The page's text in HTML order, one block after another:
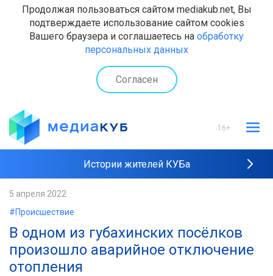
Продолжая пользоваться сайтом mediakub.net, Вы
подтверждаете использование сайтом cookies
Вашего браузера и соглашаетесь на обработку
персональных данных
Согласен
16+
Истории жителей КУБа
Наши интервью
5 апреля 2022
#Происшествие
В одном из губахинских посёлков
произошло аварийное отключение
отопления